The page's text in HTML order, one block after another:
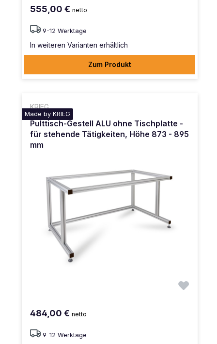
555,00 € netto
9-12 Werktage
In weiteren Varianten erhältlich
Zum Produkt
KRIEG
Made by KRIEG
Pulttisch-Gestell ALU ohne Tischplatte -
für stehende Tätigkeiten, Höhe 873 - 895
mm
484,00 € netto
9-12 Werktage